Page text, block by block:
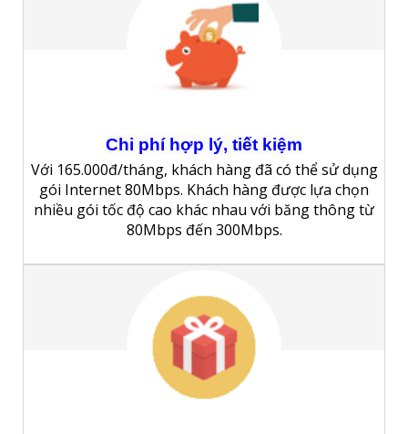
Chi phí hợp lý, tiết kiệm
Với 165.000đ/tháng, khách hàng đã có thể sử dụng
gói Internet 80Mbps. Khách hàng được lựa chọn
nhiều gói tốc độ cao khác nhau với băng thông từ
80Mbps đến 300Mbps.